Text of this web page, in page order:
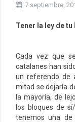
7 septiembre,
Tener la ley de
Cada vez que
catalanes han
un referendo de
mitad se dejaría
la mayoría, de
los bloques de
tenemos una de